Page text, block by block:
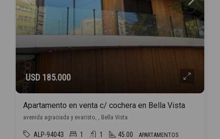
USD 185.000
Apartamento en venta c/ cochera en Bella Vista
avenida agraciada y evaristo, , Bella Vista
ALP-94043 1 1 45.00 APARTAMENTOS